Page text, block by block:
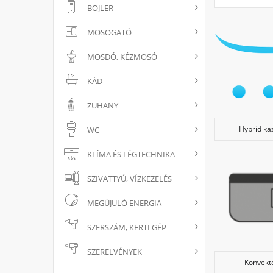
BOJLER
MOSOGATÓ
MOSDÓ, KÉZMOSÓ
KÁD
ZUHANY
WC
KLÍMA ÉS LÉGTECHNIKA
SZIVATTYÚ, VÍZKEZELÉS
MEGÚJULÓ ENERGIA
SZERSZÁM, KERTI GÉP
SZERELVÉNYEK
készülék
A kazán
- A
Az
szükség,
összes,
A
vagy
Hybrid